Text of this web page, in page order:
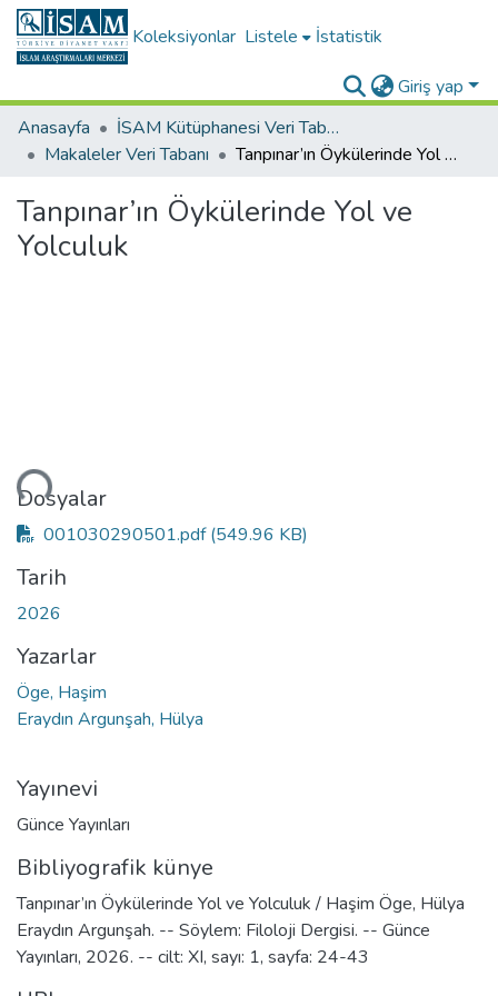
Koleksiyonlar Listele İstatistik
Giriş yap
Anasayfa
İSAM Kütüphanesi Veri Tabanları
Makaleler Veri Tabanı
Tanpınar’ın Öykülerinde Yol ve Yolculuk
Tanpınar’ın Öykülerinde Yol ve
Yolculuk
Dosyalar
001030290501.pdf(549.96 KB)
Tarih
2026
Yazarlar
Öge, Haşim
Eraydın Argunşah, Hülya
Yayınevi
Günce Yayınları
Bibliyografik künye
Tanpınar’ın Öykülerinde Yol ve Yolculuk / Haşim Öge, Hülya
Eraydın Argunşah. -- Söylem: Filoloji Dergisi. -- Günce
Yayınları, 2026. -- cilt: XI, sayı: 1, sayfa: 24-43